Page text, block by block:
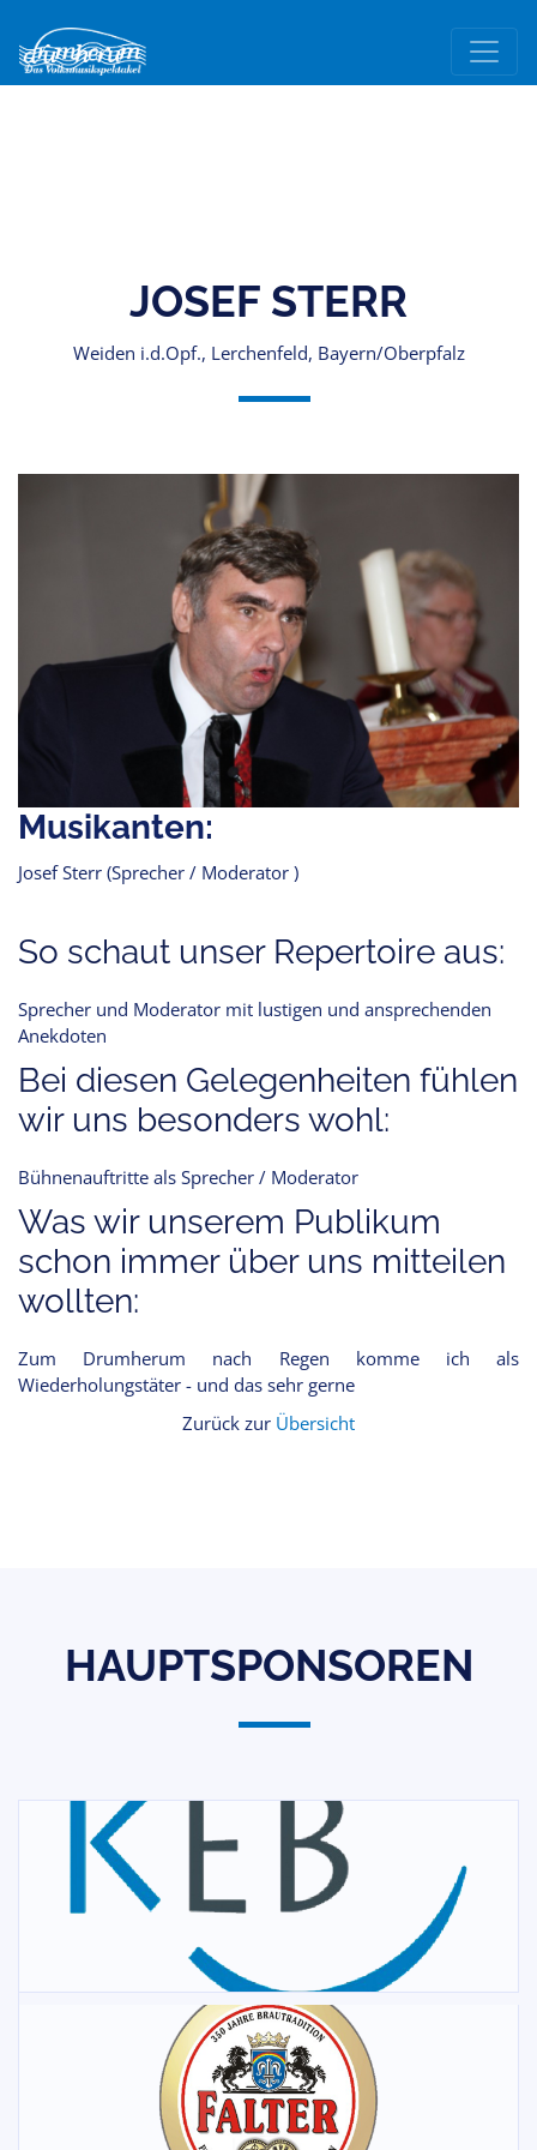
JOSEF STERR
Weiden i.d.Opf., Lerchenfeld, Bayern/Oberpfalz
Musikanten:
Josef Sterr (Sprecher / Moderator )
So schaut unser Repertoire aus:
Sprecher und Moderator mit lustigen und ansprechenden
Anekdoten
Bei diesen Gelegenheiten fühlen
wir uns besonders wohl:
Bühnenauftritte als Sprecher / Moderator
Was wir unserem Publikum
schon immer über uns mitteilen
wollten:
Zum Drumherum nach Regen komme ich als
Wiederholungstäter - und das sehr gerne
Zurück zur Übersicht
HAUPTSPONSOREN